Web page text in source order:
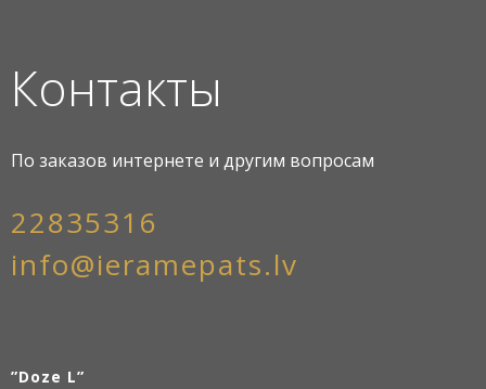
Контакты
По заказов интернете и другим вопросам
22835316
info@ieramepats.lv
”Doze L”